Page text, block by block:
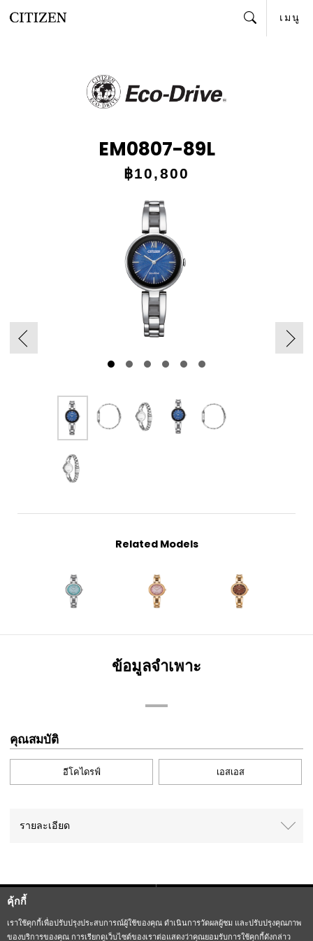
คุ้กกี้
เราใช้คุกกี้เพื่อปรับปรุงประสบการณ์ผู้ใช้ของคุณ ดำเนินการวัดผลผู้ชม และปรับปรุงคุณภาพ
ของบริการของคุณ การเรียกดูเว็บไซต์ของเราต่อแสดงว่าคุณยอมรับการใช้คุกกี้ดังกล่าว
เมนู
EM0807-89L
฿10,800
Related Models
ข้อมูลจำเพาะ
คุณสมบัติ
อีโคไดรฟ์ เอสเอส
รายละเอียด